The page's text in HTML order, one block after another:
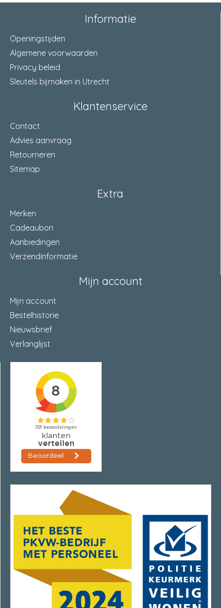
Informatie
Openingstijden
Algemene voorwaarden
Privacy beleid
Sleutels bijmaken in Utrecht
Klantenservice
Contact
Advies aanvraag
Retourneren
Sitemap
Extra
Merken
Cadeaubon
Aanbiedingen
Verzendinformatie
Mijn account
Mijn account
Bestelhistorie
Nieuwsbrief
Verlanglijst